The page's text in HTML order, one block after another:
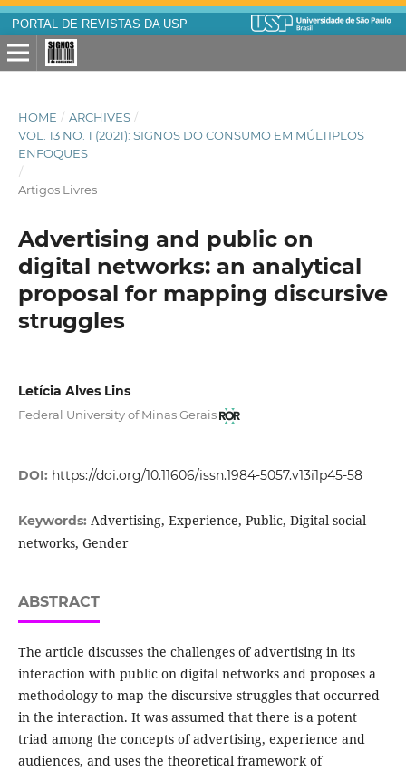
PORTAL DE REVISTAS DA USP
HOME / ARCHIVES /
VOL. 13 NO. 1 (2021): SIGNOS DO CONSUMO EM MÚLTIPLOS
ENFOQUES
/
Artigos Livres
Advertising and public on
digital networks: an analytical
proposal for mapping discursive
struggles
Letícia Alves Lins
Federal University of Minas Gerais
DOI: https://doi.org/10.11606/issn.1984-5057.v13i1p45-58
Keywords: Advertising, Experience, Public, Digital social
networks, Gender
ABSTRACT
The article discusses the challenges of advertising in its
interaction with public on digital networks and proposes a
methodology to map the discursive struggles that occurred
in the interaction. It was assumed that there is a potent
triad among the concepts of advertising, experience and
audiences, and uses the theoretical framework of